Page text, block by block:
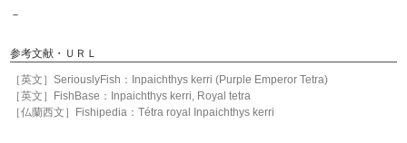
－
参考文献・ＵＲＬ
［英文］SeriouslyFish：Inpaichthys kerri (Purple Emperor Tetra)
［英文］FishBase：Inpaichthys kerri, Royal tetra
［仏蘭西文］Fishipedia：Tétra royal Inpaichthys kerri